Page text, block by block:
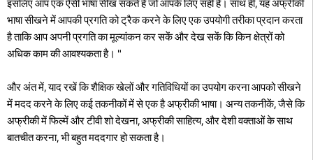
इसलिए आप एक ऐसी भाषा सीख सकते हैं जो आपके लिए सही है। साथ ही, यह अफ्रीकी
भाषा सीखने में आपकी प्रगति को ट्रैक करने के लिए एक उपयोगी तरीका प्रदान करता
है ताकि आप अपनी प्रगति का मूल्यांकन कर सकें और देख सकें कि किन क्षेत्रों को
अधिक काम की आवश्यकता है। "
और अंत में, याद रखें कि शैक्षिक खेलों और गतिविधियों का उपयोग करना आपको सीखने
में मदद करने के लिए कई तकनीकों में से एक है अफ्रीकी भाषा। अन्य तकनीकें, जैसे कि
अफ्रीकी में फिल्में और टीवी शो देखना, अफ्रीकी साहित्य, और देशी वक्ताओं के साथ
बातचीत करना, भी बहुत मददगार हो सकता है।